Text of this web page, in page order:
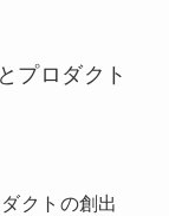
プロダクト
クトの創出